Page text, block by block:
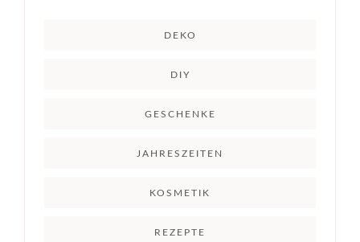
DEKO
DIY
GESCHENKE
JAHRESZEITEN
KOSMETIK
REZEPTE